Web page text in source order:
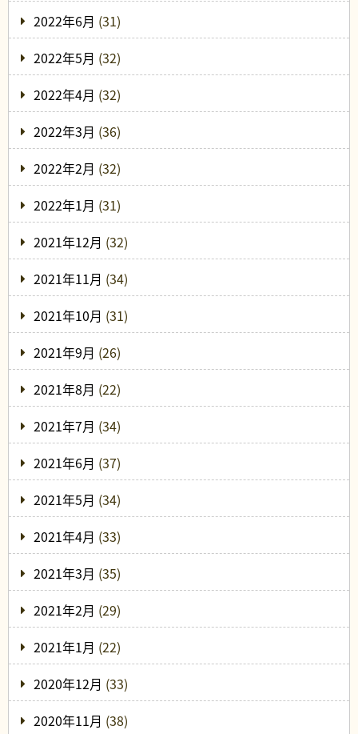
2022年6月 (31)
2022年5月 (32)
2022年4月 (32)
2022年3月 (36)
2022年2月 (32)
2022年1月 (31)
2021年12月 (32)
2021年11月 (34)
2021年10月 (31)
2021年9月 (26)
2021年8月 (22)
2021年7月 (34)
2021年6月 (37)
2021年5月 (34)
2021年4月 (33)
2021年3月 (35)
2021年2月 (29)
2021年1月 (22)
2020年12月 (33)
2020年11月 (38)